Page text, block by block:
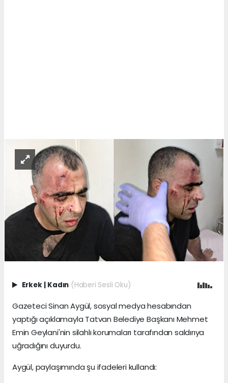
Erkek | Kadın (Haberi Sesli Oku)
Gazeteci Sinan Aygül, sosyal medya hesabından
yaptığı açıklamayla Tatvan Belediye Başkanı Mehmet
Emin Geylani'nin silahlı korumaları tarafından saldırıya
uğradığını duyurdu.
Aygül, paylaşımında şu ifadeleri kullandı: